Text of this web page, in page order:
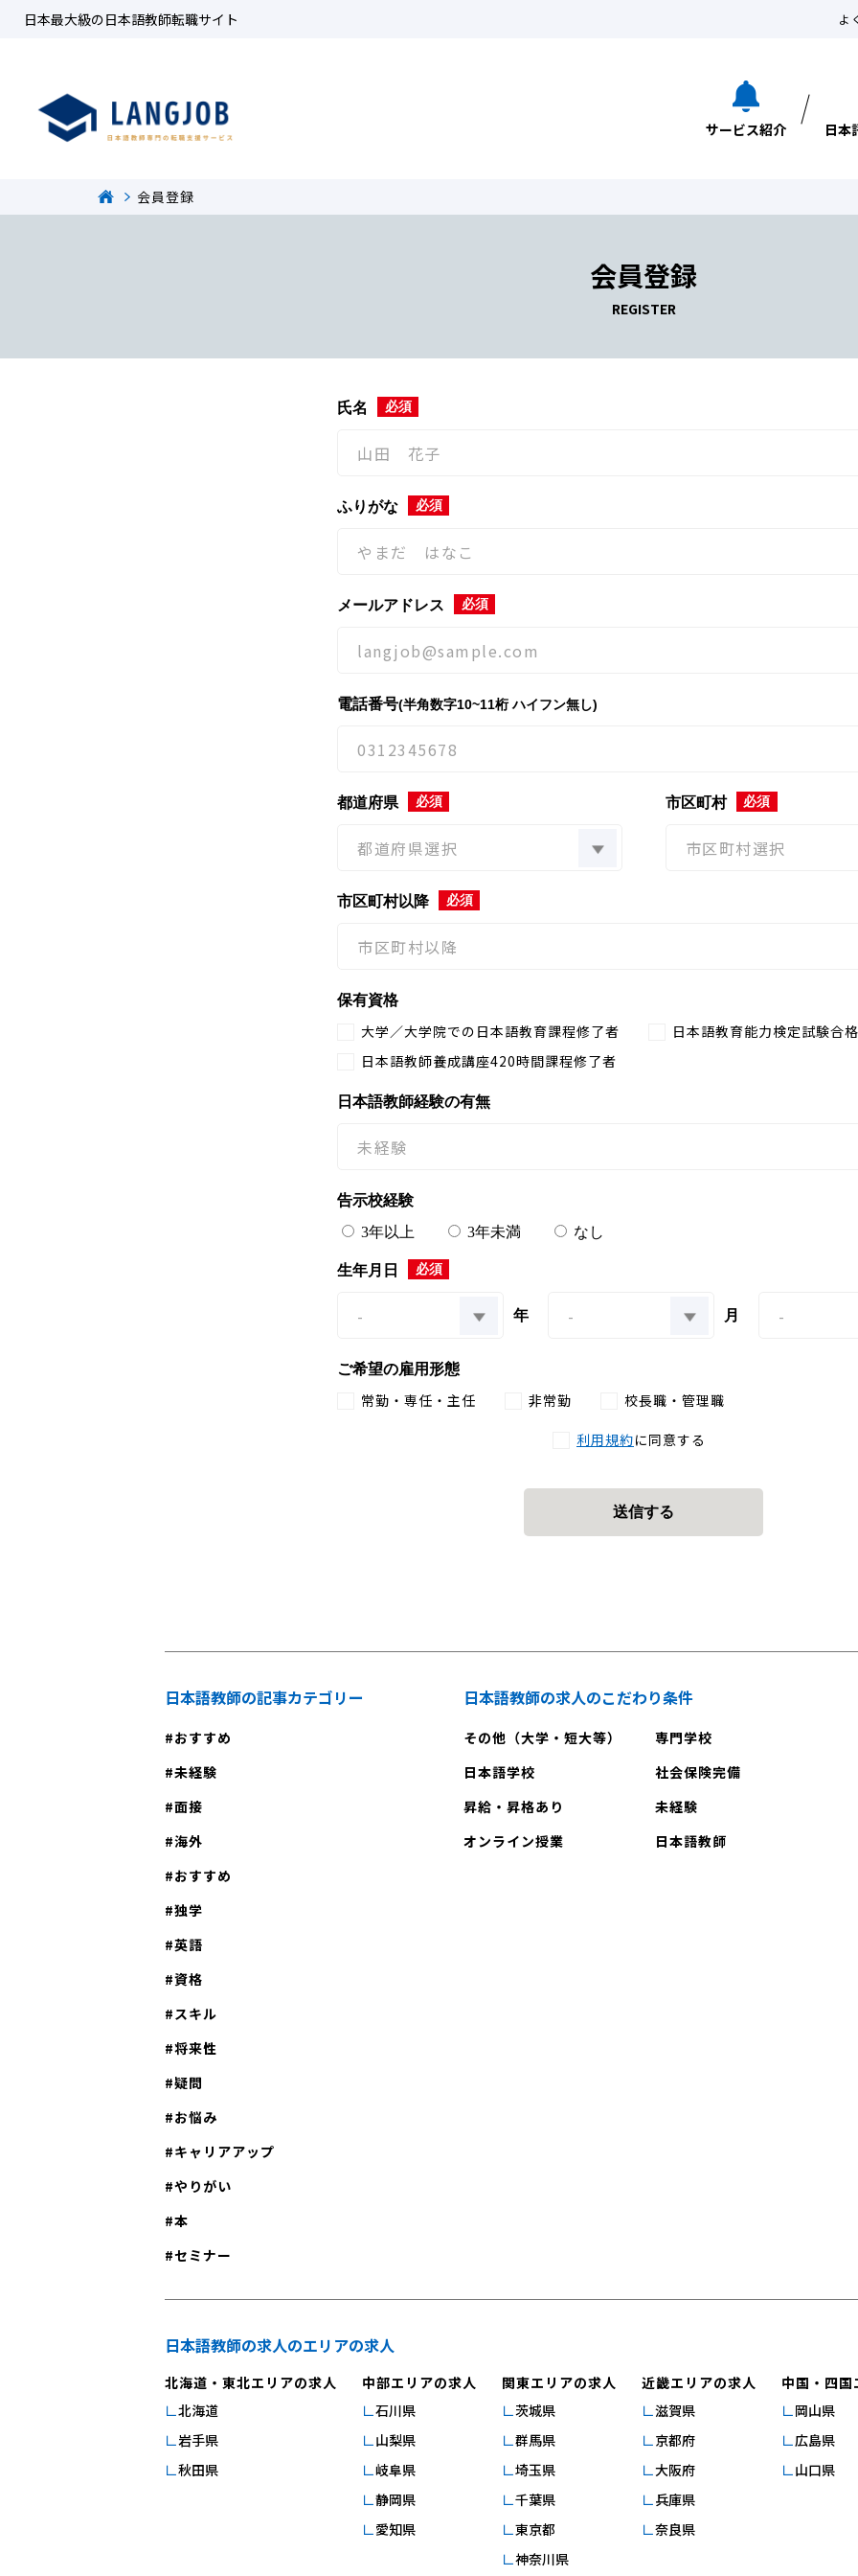
日本最大級の日本語教師転職サイト よ
サービス紹介 日本
会員登録
会員登録
REGISTER
氏名 必須
ふりがな 必須
メールアドレス 必須
電話番号(半角数字10~11桁 ハイフン無し)
都道府県 必須 市区町村 必須
市区町村以降 必須
保有資格
大学／大学院での日本語教育課程修了者
日本語教育能力検定試験合
日本語教師養成講座420時間課程修了者
日本語教師経験の有無
告示校経験
3年以上
3年未満 なし
生年月日 必須
年 月
ご希望の雇用形態
常勤・専任・主任 非常勤 校長職・管理職
利用規約に同意する
送信する
日本語教師の記事カテゴリー
おすすめ
未経験
面接
海外
おすすめ
独学
英語
資格
スキル
将来性
疑問
お悩み
キャリアアップ
やりがい
本
セミナー
日本語教師の求人のこだわり条件
その他（大学・短大等）
専門学校
日本語学校
社会保険完備
昇給・昇格あり
未経験
オンライン授業
日本語教師
日本語教師の求人のエリアの求人
北海道・東北エリアの求人
北海道
岩手県
秋田県
中部エリアの求人
石川県
山梨県
岐阜県
静岡県
愛知県
関東エリアの求人
茨城県
群馬県
埼玉県
千葉県
東京都
神奈川県
近畿エリアの求人
滋賀県
京都府
大阪府
兵庫県
奈良県
中国・四
岡山県
広島県
山口県